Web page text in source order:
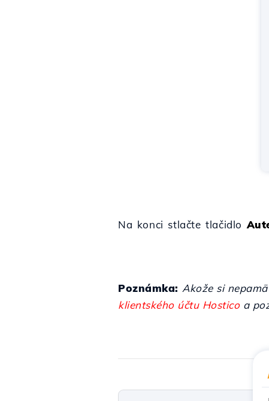
Na konci stlačte tlačidlo
Poznámka: Akože si
klientského účtu Hosticoa